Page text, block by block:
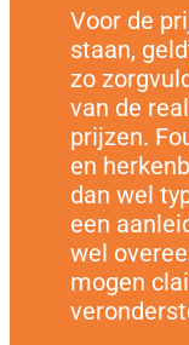
Voor de
staan,
zo
van de
prijzen.
en
dan wel
een
wel
mogen